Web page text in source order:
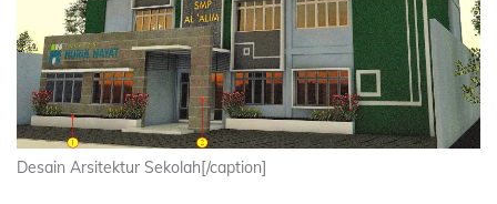
Desain Arsitektur Sekolah[/caption]